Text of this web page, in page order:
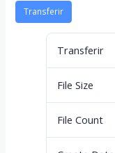
Transferir
Transferir
File Size
File Count